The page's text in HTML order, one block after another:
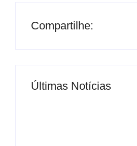
Compartilhe:
Últimas Notícias